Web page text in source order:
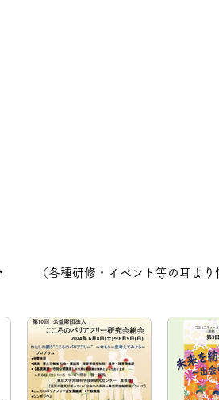
（各種研修・イベント等の耳より